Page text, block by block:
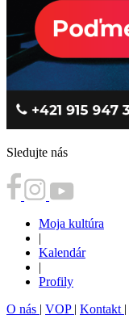
Sledujte nás
Moja kultúra
|
Kalendár
|
Profily
O nás | VOP | Kontakt |